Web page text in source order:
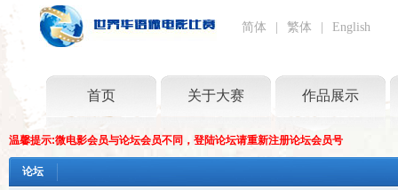
简体 繁体 English
首页 关于大赛 作品展示
温馨提示:微电影会员与论坛会员不同，登陆论坛请重新注册论坛会员号
论坛